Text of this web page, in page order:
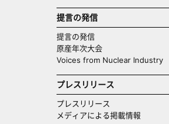
提言の発信
提言の発信
原産年次大会
Voices from Nuclear Industry
プレスリリース
プレスリリース
メディアによる掲載情報